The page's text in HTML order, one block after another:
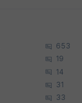
653
19
14
31
33